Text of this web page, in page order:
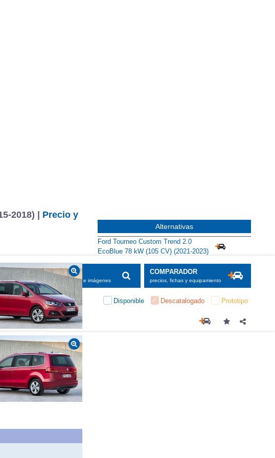
BUSCADOR
informaciones, fichas e imágenes
COMPARADOR
precios, fichas y equipamiento
Disponible Descatalogado Prototipo
2018) | Precio y
Alternativas
Ford Tourneo Custom Trend 2.0
EcoBlue 78 kW (105 CV) (2021-2023)